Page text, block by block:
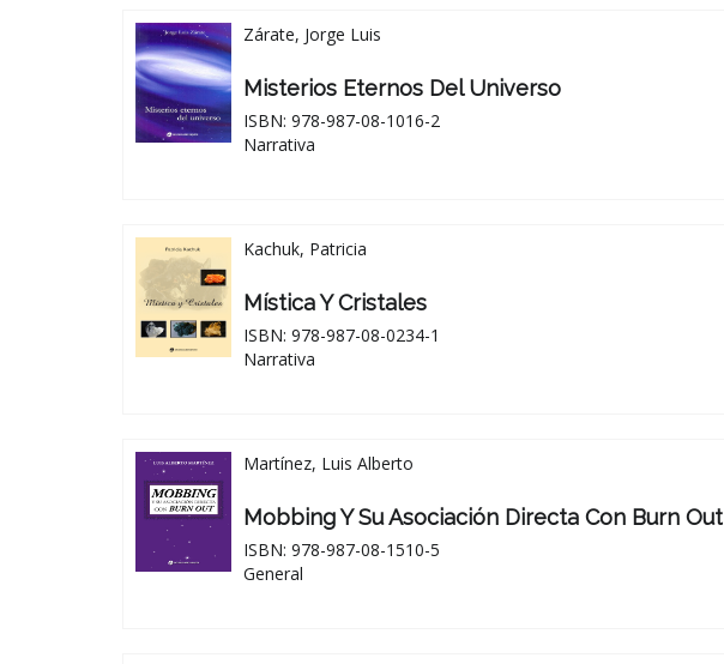
Zárate, Jorge Luis
Misterios Eternos Del Universo
ISBN: 978-987-08-1016-2
Narrativa
Kachuk, Patricia
Mística Y Cristales
ISBN: 978-987-08-0234-1
Narrativa
Martínez, Luis Alberto
Mobbing Y Su Asociación Directa Con Burn Out
ISBN: 978-987-08-1510-5
General